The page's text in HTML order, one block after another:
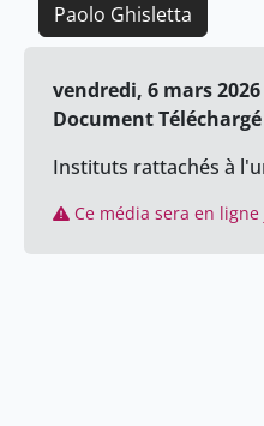
Paolo Ghisletta
vendredi, 6 mars 2026
Document Téléchargé
Instituts rattachés à
Ce média sera en